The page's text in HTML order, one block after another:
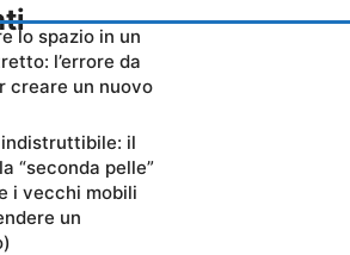
lo spazio in un
l’errore da
creare un nuovo
il
“seconda pelle”
i vecchi mobili
un